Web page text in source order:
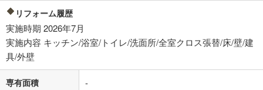
閉じる
リフォーム履歴
実施時期 2026年7月
実施内容 キッチン/浴室/トイレ/洗面所/全室クロス張替/床/壁/建
具/外壁
専有面積 -